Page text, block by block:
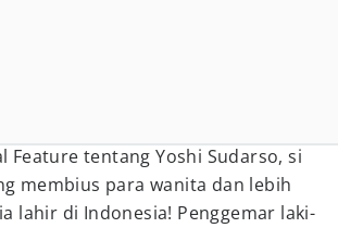
Feature tentang Yoshi Sudarso, si
membius para wanita dan lebih
lahir di Indonesia! Penggemar laki-